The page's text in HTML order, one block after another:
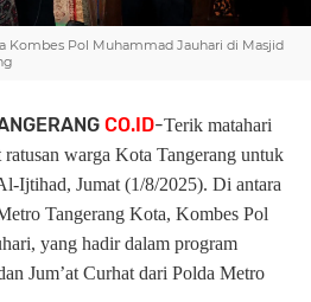
Kombes Pol Muhammad Jauhari di Masjid
CO.ID-Terik matahari
warga Kota Tangerang untuk
Ijtihad, Jumat (1/8/2025). Di antara
Tangerang Kota, Kombes Pol
yang hadir dalam program
Jum’at Curhat dari Polda Metro